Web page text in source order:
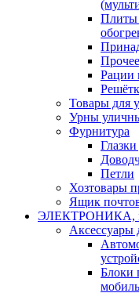
Плиты
Прочее
Рации
Товары для
Урны
Фурнитура
Петли
Хозтовары
Ящик
ЭЛЕКТРОНИКА,
Аксессуары
Блоки